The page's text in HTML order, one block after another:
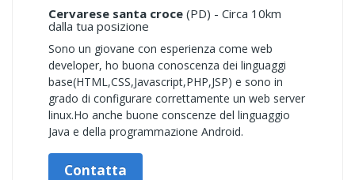
Cervarese santa croce (PD) - Circa 10km
dalla tua posizione
Sono un giovane con esperienza come web
developer, ho buona conoscenza dei linguaggi
base(HTML,CSS,Javascript,PHP,JSP) e sono in
grado di configurare correttamente un web server
linux.Ho anche buone conscenze del linguaggio
Java e della programmazione Android.
Contatta